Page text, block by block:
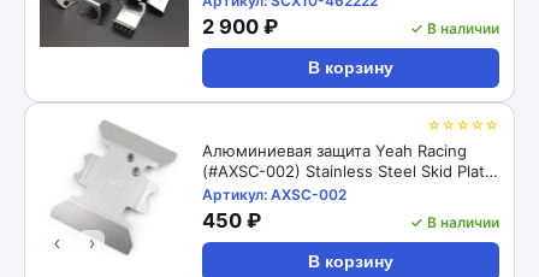
2 900 ₽ ✓ В наличии
В корзину
☆☆☆☆☆
‹ ›
Алюминиевая защита Yeah Racing
(#AXSC-002) Stainless Steel Skid Plate
For For Axial SCX10 II AX90046
Артикул: AXSC-002
450 ₽ ✓ В наличии
В корзину